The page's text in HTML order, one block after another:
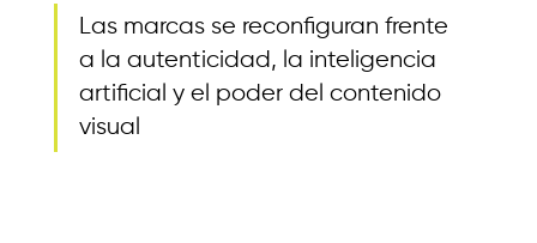
Las marcas se reconfiguran frente
a la autenticidad, la inteligencia
artificial y el poder del contenido
visual